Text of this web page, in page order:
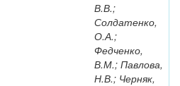
В.В.;
Солдатенко,
О.А.;
Федченко,
В.М.; Павлова,
Н.В.; Черняк,